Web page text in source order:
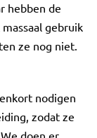
hebben de
gebruik
ze nog niet.
nodigen
zodat ze
doen er